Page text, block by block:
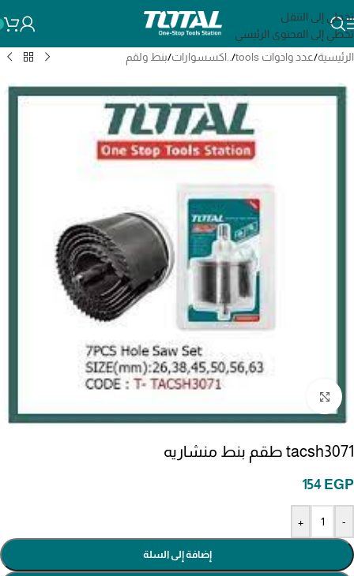
تخطي إلى التنقل
تخطي إلى المحتوى الرئيسي
الرئيسية/عدد وادوات tools / ..اكسسوارات/بنط ولقم
tacsh3071 طقم بنط منشاريه
154 EGP
-
+
إضافة إلى السلة